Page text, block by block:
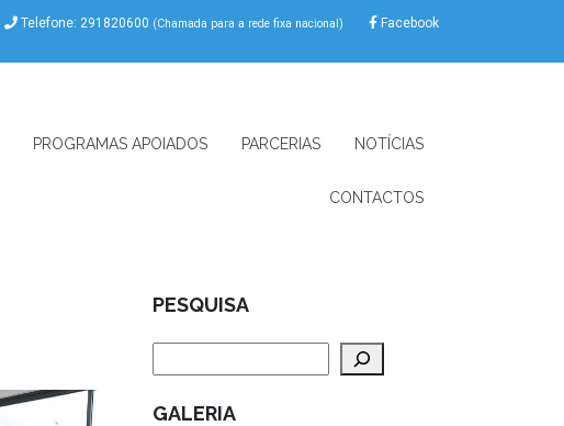
Telefone: 291820600 (Chamada para a rede fixa nacional) Facebook
PROGRAMAS APOIADOS PARCERIAS NOTÍCIAS
CONTACTOS
PESQUISA
GALERIA